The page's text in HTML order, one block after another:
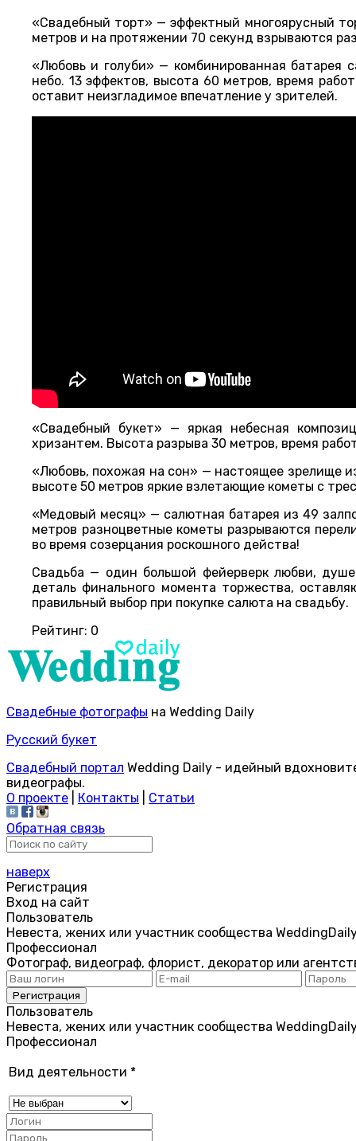
«Свадебный торт» — эффектный многоярусный
метров и на протяжении 70 секунд взрываются
«Любовь и голуби» — комбинированная батарея
небо. 13 эффектов, высота 60 метров, время
оставит неизгладимое впечатление у зрителей.
«Свадебный букет» — яркая небесная
хризантем. Высота разрыва 30 метров, время
«Любовь, похожая на сон» — настоящее зрелище
высоте 50 метров яркие взлетающие кометы с
«Медовый месяц» — салютная батарея из 49
метров разноцветные кометы разрываются
во время созерцания роскошного действа!
Свадьба — один большой фейерверк любви,
деталь финального момента торжества,
правильный выбор при покупке салюта на свадьбу.
Рейтинг: 0
Свадебные фотографы на Wedding Daily
Русский букет
Свадебный портал Wedding Daily - идейный
видеографы.
О проекте
Контакты
Статьи
Обратная связь
наверх
Регистрация
Вход на сайт
Пользователь
Невеста, жених или участник сообщества
Профессионал
Фотограф, видеограф, флорист, декоратор или
Пользователь
Невеста, жених или участник сообщества
Профессионал
Вид деятельности *